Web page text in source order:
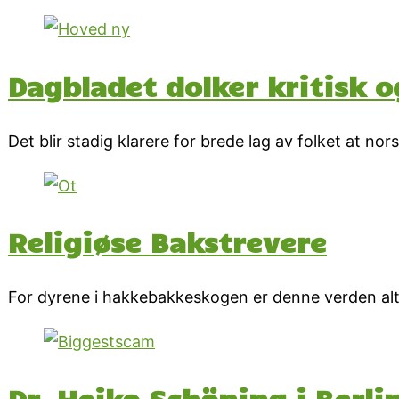
Dagbladet dolker kritisk
Det blir stadig klarere for brede lag av folket at
Religiøse Bakstrevere
For dyrene i hakkebakkeskogen er denne verden